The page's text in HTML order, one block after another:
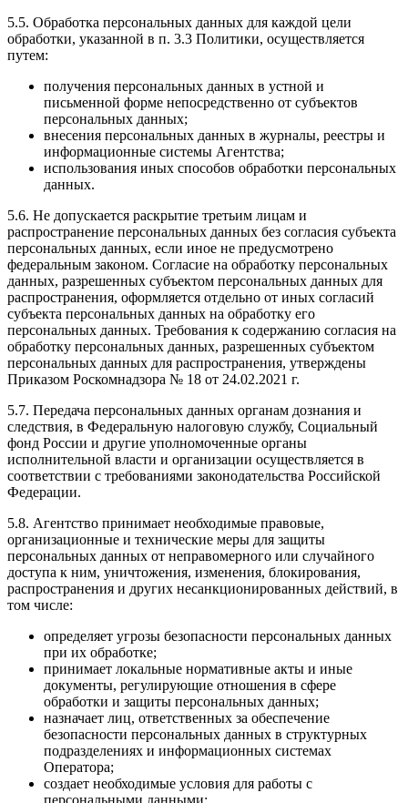
5.5. Обработка персональных данных для каждой цели
обработки, указанной в п. 3.3 Политики, осуществляется
путем:
получения персональных данных в устной и
письменной форме непосредственно от субъектов
персональных данных;
внесения персональных данных в журналы, реестры и
информационные системы Агентства;
использования иных способов обработки персональных
данных.
5.6. Не допускается раскрытие третьим лицам и
распространение персональных данных без согласия субъекта
персональных данных, если иное не предусмотрено
федеральным законом. Согласие на обработку персональных
данных, разрешенных субъектом персональных данных для
распространения, оформляется отдельно от иных согласий
субъекта персональных данных на обработку его
персональных данных. Требования к содержанию согласия на
обработку персональных данных, разрешенных субъектом
персональных данных для распространения, утверждены
Приказом Роскомнадзора № 18 от 24.02.2021 г.
5.7. Передача персональных данных органам дознания и
следствия, в Федеральную налоговую службу, Социальный
фонд России и другие уполномоченные органы
исполнительной власти и организации осуществляется в
соответствии с требованиями законодательства Российской
Федерации.
5.8. Агентство принимает необходимые правовые,
организационные и технические меры для защиты
персональных данных от неправомерного или случайного
доступа к ним, уничтожения, изменения, блокирования,
распространения и других несанкционированных действий, в
том числе:
определяет угрозы безопасности персональных данных
при их обработке;
принимает локальные нормативные акты и иные
документы, регулирующие отношения в сфере
обработки и защиты персональных данных;
назначает лиц, ответственных за обеспечение
безопасности персональных данных в структурных
подразделениях и информационных системах
Оператора;
создает необходимые условия для работы с
персональными данными;